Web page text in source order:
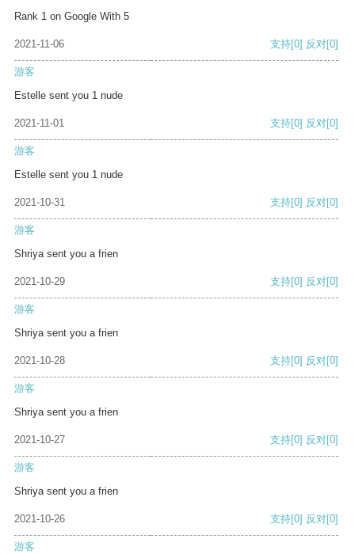
Rank 1 on Google With 5
2021-11-06 支持[0] 反对[0]
游客
Estelle sent you 1 nude
2021-11-01 支持[0] 反对[0]
游客
Estelle sent you 1 nude
2021-10-31 支持[0] 反对[0]
游客
Shriya sent you a frien
2021-10-29 支持[0] 反对[0]
游客
Shriya sent you a frien
2021-10-28 支持[0] 反对[0]
游客
Shriya sent you a frien
2021-10-27 支持[0] 反对[0]
游客
Shriya sent you a frien
2021-10-26 支持[0] 反对[0]
游客